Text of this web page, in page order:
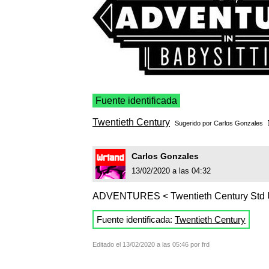
Fuente identificada
Twentieth Century Sugerido por Carlos Gonzales
Carlos Gonzales
13/02/2020 a las 04:32
ADVENTURES < Twentieth Century Std
Fuente identificada: Twentieth Century
Editado el 13/02/2020 a las 05:46 por frd